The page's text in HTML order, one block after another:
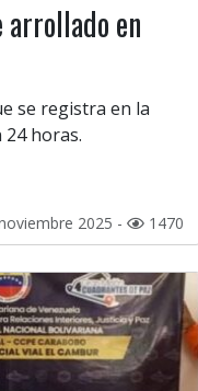
en
se registra en la
horas.
2025 - 1470